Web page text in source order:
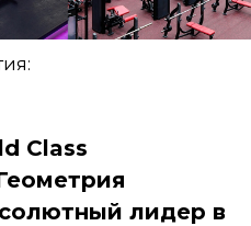
Class
лидер в